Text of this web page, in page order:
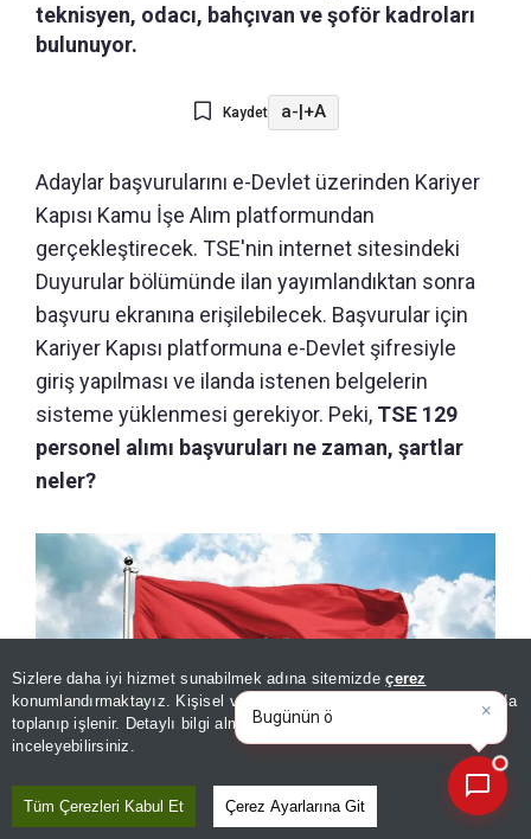
Sizlere daha iyi hizmet sunabilmek adına sitemizdeçerez
konumlandırmaktayız. Kişisel verileriniz, KVKK ve GDPR kapsamında
toplanıp işlenir. Detaylı bilgi almak içinAydınlatma Metnimizi
inceleyebilirsiniz.
Tüm Çerezleri Kabul Et Çerez Ayarlarına Git
teknisyen, odacı, bahçıvan ve şoför kadroları
bulunuyor.
Kaydet a-|+A
Adaylar başvurularını e-Devlet üzerinden Kariyer
Kapısı Kamu İşe Alım platformundan
gerçekleştirecek. TSE'nin internet sitesindeki
Duyurular bölümünde ilan yayımlandıktan sonra
başvuru ekranına erişilebilecek. Başvurular için
Kariyer Kapısı platformuna e-Devlet şifresiyle
giriş yapılması ve ilanda istenen belgelerin
sisteme yüklenmesi gerekiyor. Peki, TSE 129
personel alımı başvuruları ne zaman, şartlar
neler?
TSE 129 personel alımı başvuruları ne zaman, şartlar neler?
×
Bugünün öne çıkan manşetleri
ve gelişmeleri nele